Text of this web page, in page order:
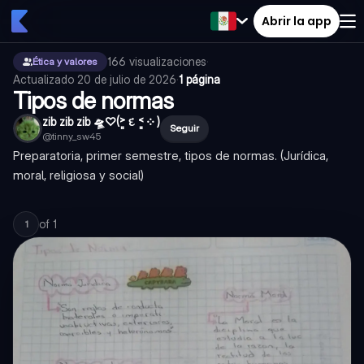
Abrir la app
Ética y valores 166 visualizaciones·
Actualizado 20 de julio de 2026·1 página
Tipos de normas
zib zib zib 🛸♡⁠(⁠˃͈⁠ ⁠દ⁠ ⁠˂͈⁠ ⁠༶⁠ ⁠)
@tinny_sw45
Seguir
Preparatoria, primer semestre, tipos de normas. (Jurídica,
moral, religiosa y social)
1 of 1